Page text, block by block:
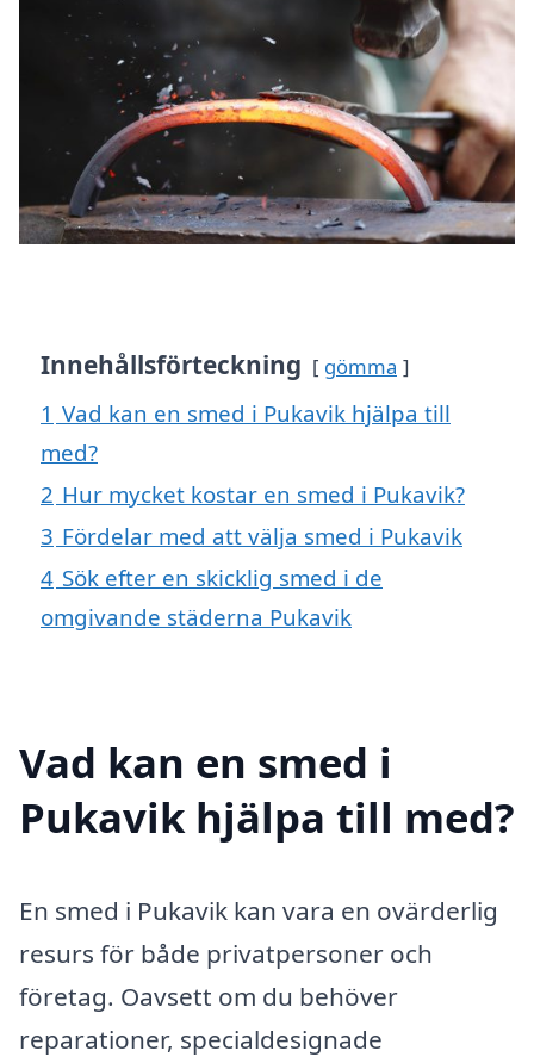
Innehållsförteckning gömma
1 Vad kan en smed i Pukavik hjälpa till
med?
2 Hur mycket kostar en smed i Pukavik?
3 Fördelar med att välja smed i Pukavik
4 Sök efter en skicklig smed i de
omgivande städerna Pukavik
Vad kan en smed i
Pukavik hjälpa till med?
En smed i Pukavik kan vara en ovärderlig
resurs för både privatpersoner och
företag. Oavsett om du behöver
reparationer, specialdesignade